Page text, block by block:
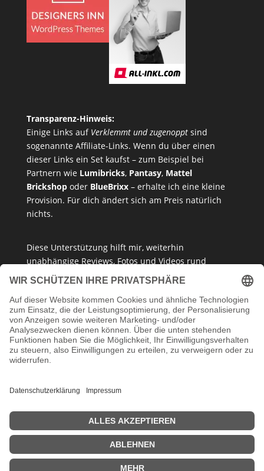
Transparenz-Hinweis:
Einige Links auf Verklemmt und zugenopptsind
sogenannte Affiliate-Links. Wenn du über einen
dieser Links ein Set kaufst – zum Beispiel bei
Partnern wie Lumibricks, Pantasy, Mattel
Brickshopoder BlueBrixx– erhalte ich eine kleine
Provision. Für dich ändert sich am Preis natürlich
nichts.
Diese Unterstützung hilft mir, weiterhin
unabhängige Reviews, Fotos und Videos rund
umKlemmbausteine ,Baukastensetsund
Meinung. Ich empfehle nur Produkte, die ich selbst
getestet habe oder die ich guten Gewissens
vertreten kann.
Danke, dass du mein Klemmbaustein-Herz unterstützt!
Impressum Datenschutzerklärung